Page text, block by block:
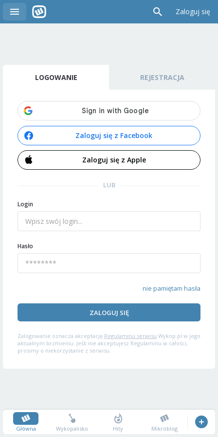
Zaloguj się
LOGOWANIE REJESTRACJA
Zaloguj się z Facebook
Zaloguj się z Apple
LUB
Login
Hasło
nie pamiętam hasła
ZALOGUJ SIĘ
Zalogowanie oznacza akceptację Regulaminu serwisu Wykop.pl w jego
aktualnym brzmieniu. Jeśli nie akceptujesz Regulaminu w całości,
prosimy o niekorzystanie z serwisu.
Główna Wykopalisko Hity Mikroblog